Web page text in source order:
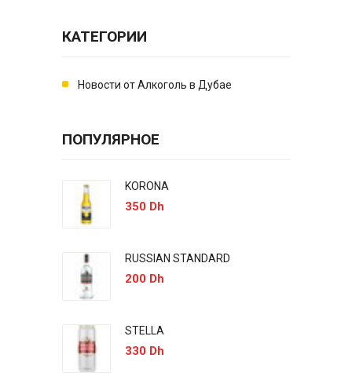
КАТЕГОРИИ
Новости от Алкоголь в Дубае
ПОПУЛЯРНОЕ
KORONA
350 Dh
RUSSIAN STANDARD
200 Dh
STELLA
330 Dh